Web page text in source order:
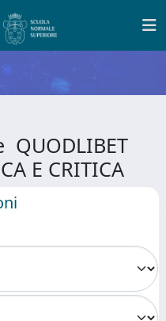
QUODLIBET
E CRITICA